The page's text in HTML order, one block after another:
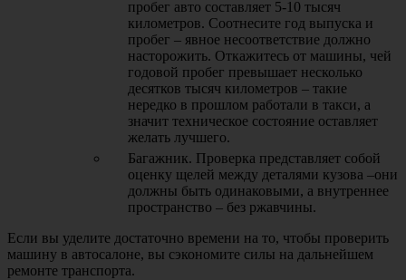
пробег авто составляет 5-10 тысяч
километров. Соотнесите год выпуска и
пробег – явное несоответствие должно
насторожить. Откажитесь от машины, чей
годовой пробег превышает несколько
десятков тысяч километров – такие
нередко в прошлом работали в такси, а
значит техническое состояние оставляет
желать лучшего.
Багажник. Проверка представляет собой
оценку щелей между деталями кузова –они
должны быть одинаковыми, а внутреннее
пространство – без ржавчины.
Если вы уделите достаточно времени на то, чтобы проверить
машину в автосалоне, вы сэкономите силы на дальнейшем
ремонте транспорта.